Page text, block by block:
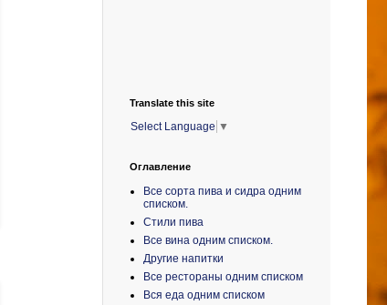
Translate this site
Select Language ▼
Оглавление
Все сорта пива и сидра одним
списком.
Стили пива
Все вина одним списком.
Другие напитки
Все рестораны одним списком
Вся еда одним списком